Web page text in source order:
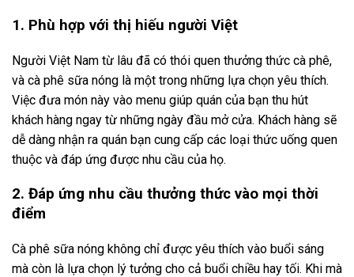
1. Phù hợp với thị hiếu người Việt
Người Việt Nam từ lâu đã có thói quen thưởng thức cà phê,
và cà phê sữa nóng là một trong những lựa chọn yêu thích.
Việc đưa món này vào menu giúp quán của bạn thu hút
khách hàng ngay từ những ngày đầu mở cửa. Khách hàng sẽ
dễ dàng nhận ra quán bạn cung cấp các loại thức uống quen
thuộc và đáp ứng được nhu cầu của họ.
2. Đáp ứng nhu cầu thưởng thức vào mọi thời
điểm
Cà phê sữa nóng không chỉ được yêu thích vào buổi sáng
mà còn là lựa chọn lý tưởng cho cả buổi chiều hay tối. Khi mà